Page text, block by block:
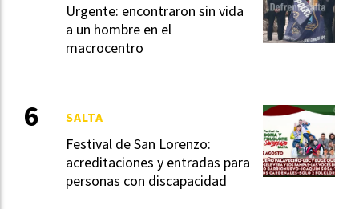
Urgente: encontraron sin vida
a un hombre en el
macrocentro
Festival de San Lorenzo:
acreditaciones y entradas para
personas con discapacidad
SALTA